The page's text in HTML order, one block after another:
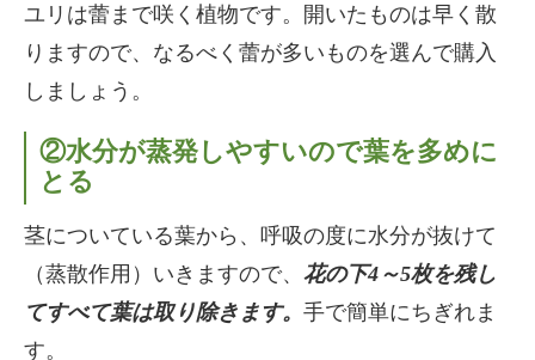
ユリは蕾まで咲く植物です。開いたものは早く散
りますので、なるべく蕾が多いものを選んで購入
しましょう。
②水分が蒸発しやすいので葉を多めに
とる
茎についている葉から、呼吸の度に水分が抜けて
（蒸散作用）いきますので、 花の下4～5枚を残し
てすべて葉は取り除きます。 手で簡単にちぎれま
す。